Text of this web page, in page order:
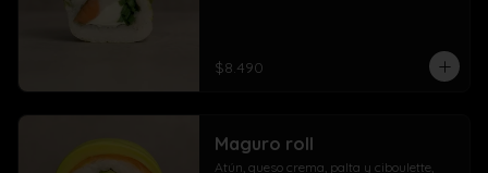
$8.490
Maguro roll
Atún, queso crema, palta y ciboulette,